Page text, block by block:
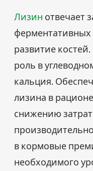
Лизин отвечает
ферментативных
развитие
роль в
кальция.
лизина в
снижению
в кормовые
необходимого